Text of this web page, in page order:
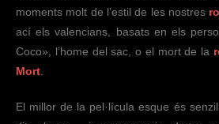
moments molt de l’estil de les nostres
ací els valencians, basats en els
Coco», l’home del sac, o el mort de la
Mort.
El millor de la pel·lícula esque és